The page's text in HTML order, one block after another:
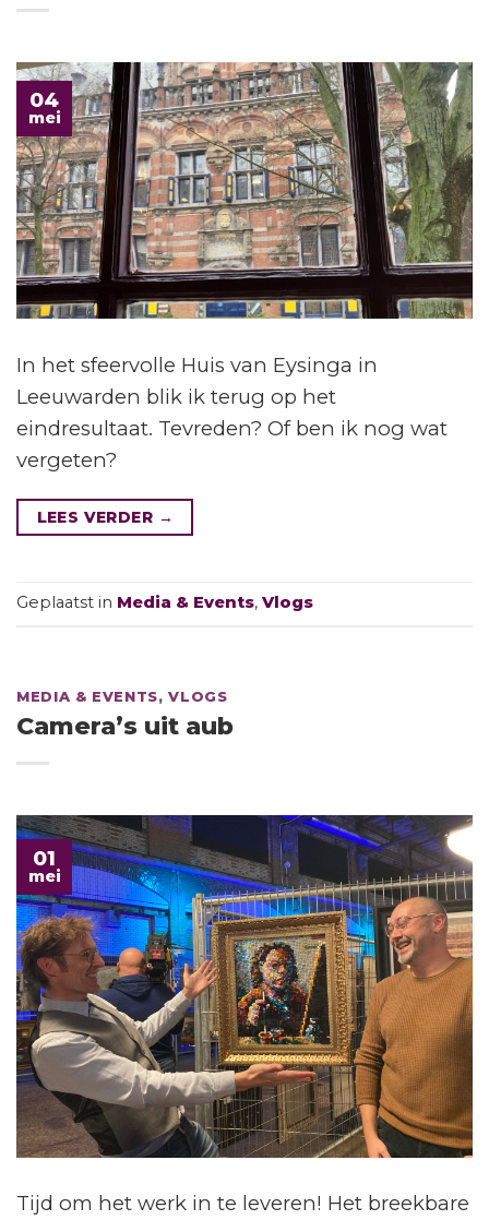
04
mei
In het sfeervolle Huis van Eysinga in
Leeuwarden blik ik terug op het
eindresultaat. Tevreden? Of ben ik nog wat
vergeten?
LEES VERDER →
Geplaatst in Media & Events, Vlogs
MEDIA & EVENTS,VLOGS
Camera’s uit aub
01
mei
Tijd om het werk in te leveren! Het breekbare